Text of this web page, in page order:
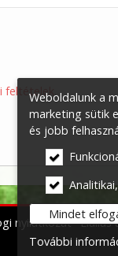
nyilatkozat Elállás
Weboldalunk a
marketing sütik
és jobb
Mindet
További